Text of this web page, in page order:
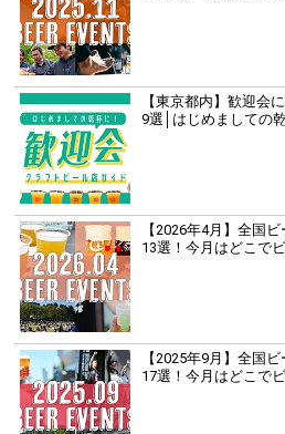
【東京都内】歓迎会
9選│はじめましての
【2026年4月】全国
13選！今月はどこでビ
【2025年9月】全国
17選！今月はどこでビ